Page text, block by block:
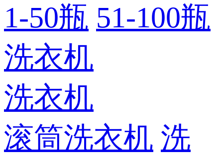
1-50瓶 51-100瓶
洗衣机
洗衣机
滚筒洗衣机 洗